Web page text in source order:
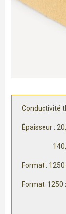
Conductivité
Épaisseur : 20,
140, 160
Format : 1250
Format: 1250